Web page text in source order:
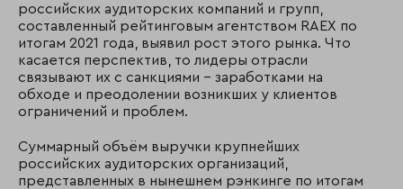
российских аудиторских компаний и групп,
составленный рейтинговым агентством RAEX по
итогам 2021 года, выявил рост этого рынка. Что
касается перспектив, то лидеры отрасли
связывают их с санкциями – заработками на
обходе и преодолении возникших у клиентов
ограничений и проблем.
Суммарный объём выручки крупнейших
российских аудиторских организаций,
представленных в нынешнем рэнкинге по итогам